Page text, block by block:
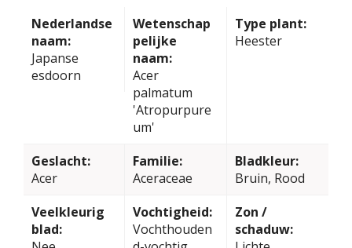
Nederlandse
naam:
Japanse
esdoorn
Wetenschap
pelijke
naam:
Acer
palmatum
'Atropurpure
um'
Type plant:
Heester
Geslacht:
Acer
Familie:
Aceraceae
Bladkleur:
Bruin, Rood
Veelkleurig
blad:
Vochtigheid:
Vochthouden
Zon /
schaduw: